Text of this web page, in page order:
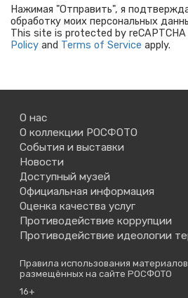
Нажимая "Отправить", я
обработку моих персональных
This site is protected by reCAPTCHA
Policy and Terms of Service apply.
О нас
О коллекции РОСФОТО
События и выставки
Новости
Доступный музей
Официальная информация
Оценка качества услуг
Противодействие коррупции
Противодействие идеологии
Правила использования
размещённых на сайте РОСФОТО
16+